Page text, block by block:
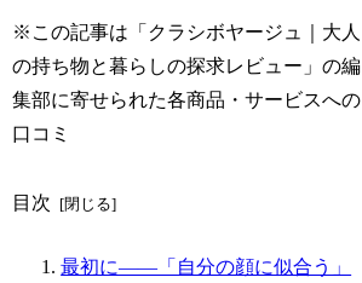
※この記事は「クラシボヤージュ｜大人
の持ち物と暮らしの探求レビュー」の編
集部に寄せられた各商品・サービスへの
口コミ
目次
最初に――「自分の顔に似合う」